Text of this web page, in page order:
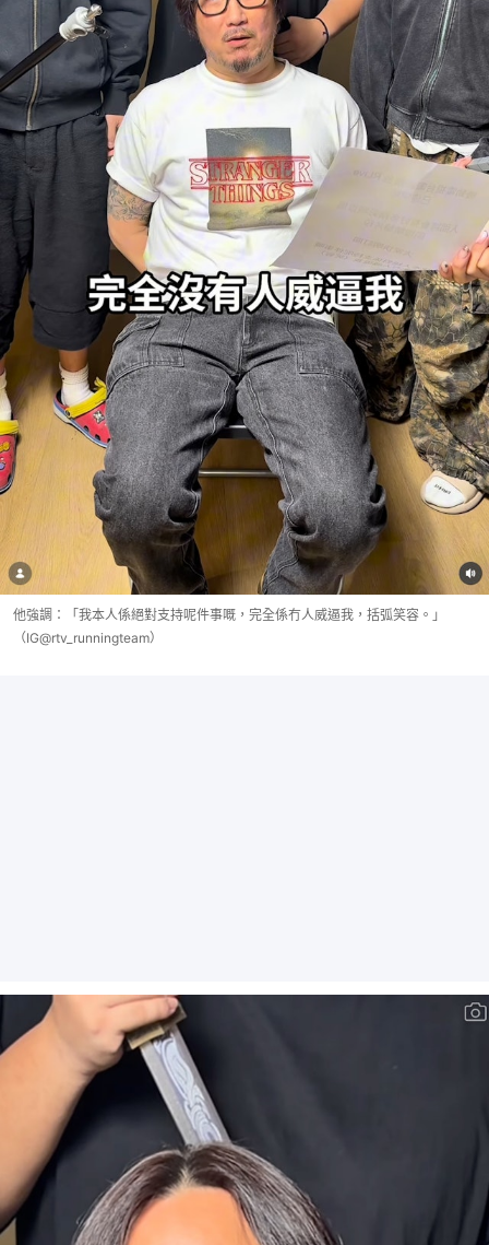
他強調：「我本人係絕對支持呢件事嘅，完全係冇人威逼我，括弧笑容。」
（IG@rtv_runningteam）